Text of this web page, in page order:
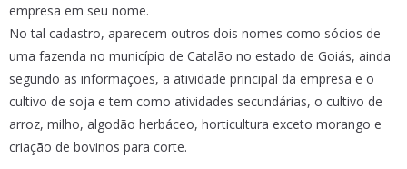
empresa em seu nome.
No tal cadastro, aparecem outros dois nomes como sócios de
uma fazenda no município de Catalão no estado de Goiás, ainda
segundo as informações, a atividade principal da empresa e o
cultivo de soja e tem como atividades secundárias, o cultivo de
arroz, milho, algodão herbáceo, horticultura exceto morango e
criação de bovinos para corte.